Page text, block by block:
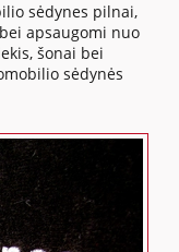
sėdynes pilnai,
apsaugomi nuo
šonai bei
sėdynės